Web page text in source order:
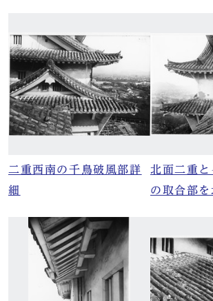
二重西南の千鳥破風部詳
細
北面二重
の取合部を